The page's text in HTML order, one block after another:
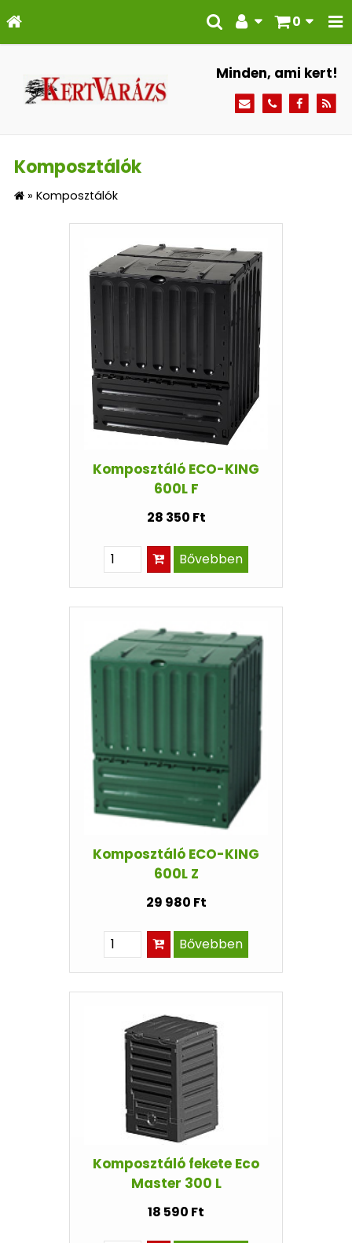
0
Minden, ami kert!
Komposztálók
» Komposztálók
Komposztáló ECO-KING
600L F
28 350 Ft
Bővebben
Komposztáló ECO-KING
600L Z
29 980 Ft
Bővebben
Komposztáló fekete Eco
Master 300 L
18 590 Ft